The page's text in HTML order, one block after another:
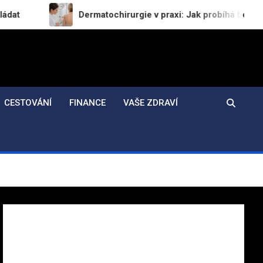
Dermatochirurgie v praxi: Jak probíhá bezpečné
CESTOVÁNÍ FINANCE VAŠE ZDRAVÍ